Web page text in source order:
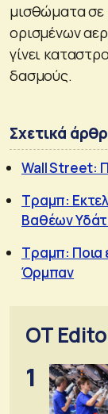
μισθώματα σε
ορισμένων
γίνει
δασμούς.
Σχετικά
Wall Street:
Τραμπ:
Βαθέων
Τραμπ: Ποια
Όρμπαν
OT
1